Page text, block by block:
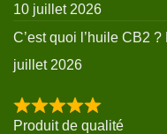
10 juillet 2026
C’est quoi l’huile CB2
juillet 2026
Produit de qualité